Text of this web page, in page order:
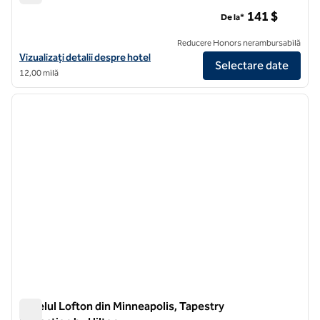
Vizualizați detaliile hotelului Marquette Hotel, Curio Collection by
Vizualizați detalii despre hotel
12,00 milă
De la* 141 $
Reducere Honors nerambursabilă
Selectare date
1/9
1 din 9
Hotelul Lofton din Minneapolis, Tapestry